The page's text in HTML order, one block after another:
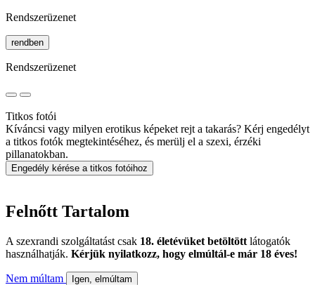
Rendszerüzenet
rendben
Rendszerüzenet
Titkos fotói
Kíváncsi vagy milyen erotikus képeket rejt a takarás? Kérj engedélyt
a titkos fotók megtekintéséhez, és merülj el a szexi, érzéki
pillanatokban.
Engedély kérése a titkos fotóihoz
Felnőtt Tartalom
A szexrandi szolgáltatást csak 18. életévüket betöltött látogatók
használhatják. Kérjük nyilatkozz, hogy elmúltál-e már 18 éves!
Nem múltam Igen, elmúltam